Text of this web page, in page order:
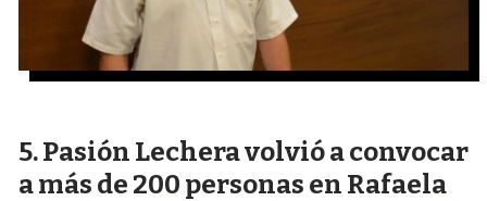
Pasión Lechera volvió a convocar
a más de 200 personas en Rafaela